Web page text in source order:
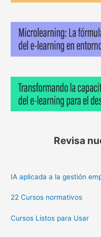
Revisa
IA aplicada a la gestión
22 Cursos normativos
Cursos Listos para Usar